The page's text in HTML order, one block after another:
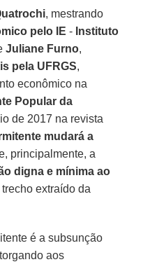
, mestrando
pelo IE - Instituto
Juliane Furno,
pela UFRGS,
econômico na
Popular da
de 2017 na revista
mudará a
principalmente, a
digna e mínima ao
extraído da
é a subsunção
aos